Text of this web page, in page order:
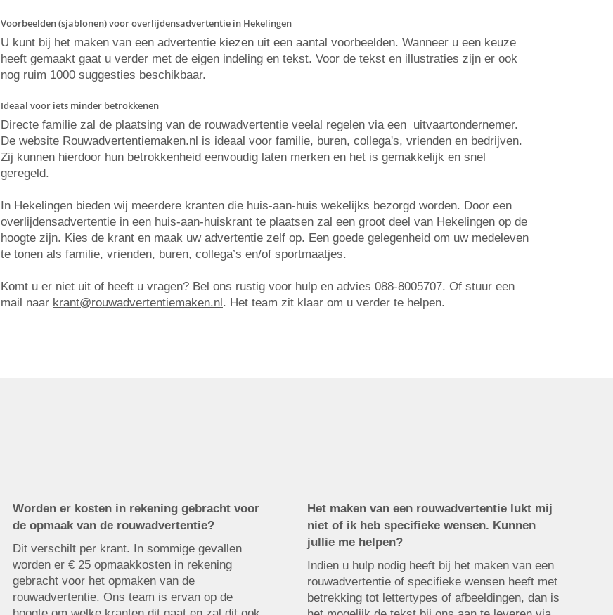
Voorbeelden (sjablonen) voor overlijdensadvertentie in Hekelingen
U kunt bij het maken van een advertentie kiezen uit een aantal voorbeelden. Wanneer u een keuze
heeft gemaakt gaat u verder met de eigen indeling en tekst. Voor de tekst en illustraties zijn er ook
nog ruim 1000 suggesties beschikbaar.
Ideaal voor iets minder betrokkenen
Directe familie zal de plaatsing van de rouwadvertentie veelal regelen via een uitvaartondernemer.
De website Rouwadvertentiemaken.nl is ideaal voor familie, buren, collega's, vrienden en bedrijven.
Zij kunnen hierdoor hun betrokkenheid eenvoudig laten merken en het is gemakkelijk en snel
geregeld.
In Hekelingen bieden wij meerdere kranten die huis-aan-huis wekelijks bezorgd worden. Door een
overlijdensadvertentie in een huis-aan-huiskrant te plaatsen zal een groot deel van Hekelingen op de
hoogte zijn. Kies de krant en maak uw advertentie zelf op. Een goede gelegenheid om uw medeleven
te tonen als familie, vrienden, buren, collega’s en/of sportmaatjes.
Komt u er niet uit of heeft u vragen? Bel ons rustig voor hulp en advies 088-8005707. Of stuur een
mail naar krant@rouwadvertentiemaken.nl. Het team zit klaar om u verder te helpen.
Worden er kosten in rekening gebracht voor
de opmaak van de rouwadvertentie?
Dit verschilt per krant. In sommige gevallen
worden er € 25 opmaakkosten in rekening
gebracht voor het opmaken van de
rouwadvertentie. Ons team is ervan op de
Het maken van een rouwadvertentie lukt mij
niet of ik heb specifieke wensen. Kunnen
jullie me helpen?
Indien u hulp nodig heeft bij het maken van een
rouwadvertentie of specifieke wensen heeft met
betrekking tot lettertypes of afbeeldingen, dan is